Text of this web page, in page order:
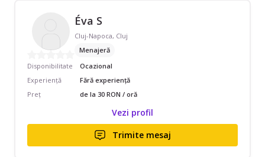
Éva S
Cluj-Napoca, Cluj
Menajeră
Disponibilitate
Ocazional
Experiență
Fără experiență
Preț
de la 30 RON / oră
Vezi profil
Trimite mesaj